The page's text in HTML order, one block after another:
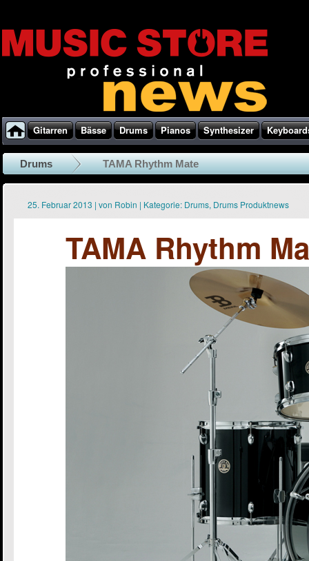
Gitarren Bässe Drums Pianos Synthesizer
Drums TAMA Rhythm Mate
25. Februar 2013 | von Robin | Kategorie: Drums, Drums Produktnews
TAMA Rhythm